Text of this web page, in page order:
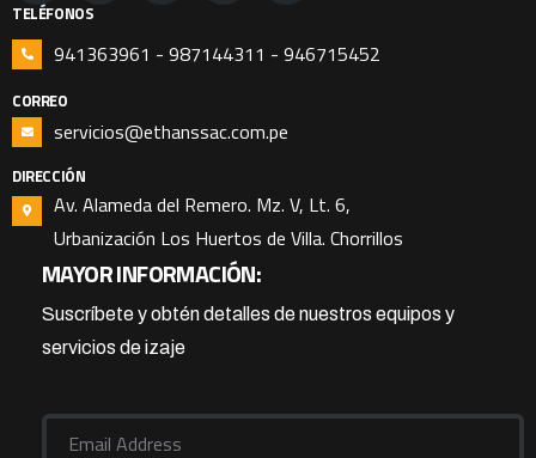
TELÉFONOS
941363961 - 987144311 - 946715452
CORREO
servicios@ethanssac.com.pe
DIRECCIÓN
Av. Alameda del Remero. Mz. V, Lt. 6,
Urbanización Los Huertos de Villa. Chorrillos
MAYOR INFORMACIÓN:
Suscríbete y obtén detalles de nuestros equipos y
servicios de izaje